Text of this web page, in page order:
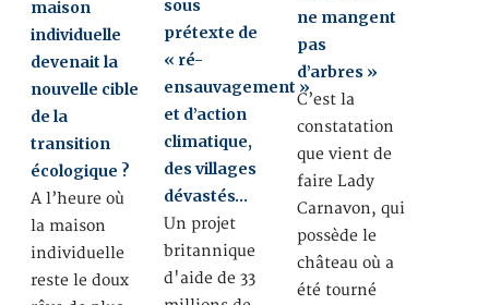
maison
individuelle
devenait la
nouvelle cible
de la
transition
écologique ?
A l’heure où
la maison
individuelle
reste le doux
sous
prétexte de
« ré-
ensauvagement »
et d’action
climatique,
des villages
dévastés…
Un projet
britannique
d'aide de 33
ne mangent
pas
d’arbres »
C’est la
constatation
que vient de
faire Lady
Carnavon, qui
possède le
château où a
été tourné